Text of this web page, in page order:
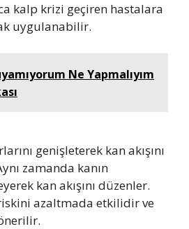
kalp krizi geçiren hastalara
uygulanabilir.
Ne Yapmalıyım
genişleterek kan akışını
zamanda kanın
kan akışını düzenler.
azaltmada etkilidir ve